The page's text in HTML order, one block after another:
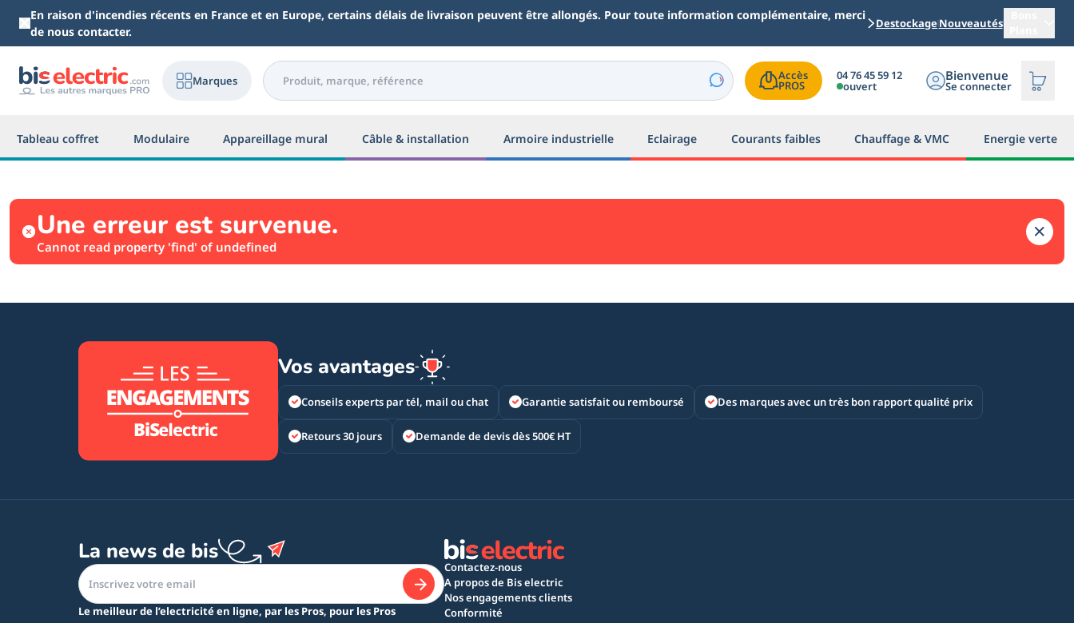
Aller au contenu principal
En raison d'incendies récents en France et en Europe, certains délais de livraison peuvent être allongés. Pour toute information complémentaire, merci
de nous contacter.
DestockageNouveautés
Marques Accès
PROS
04 76 45 59 12
ouvert
Bienvenue
Se connecter
Tableau coffret Modulaire Appareillage mural Câble & installation Armoire industrielle Eclairage Courants faibles Chauffage & VMC Energie verte
Une erreur est survenue.
Cannot read property 'find' of undefined
Vos avantages
Conseils experts par tél, mail ou chat Garantie satisfait ou remboursé Des marques avec un très bon rapport qualité prix
Retours 30 jours Demande de devis dès 500€ HT
La news de bis
Le meilleur de l’electricité en ligne, par les Pros, pour les Pros
Contactez-nous
A propos de Bis electric
Nos engagements clients
Conformité